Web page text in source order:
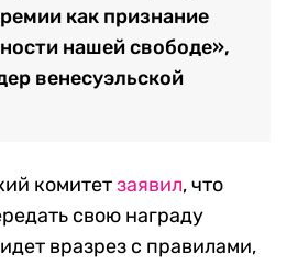
как признание
нашей свободе»,
венесуэльской
комитетзаявил, что
свою награду
вразрез с правилами,